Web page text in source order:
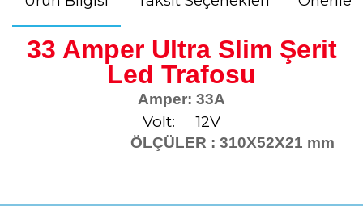
33 Amper Ultra Slim Şerit
Led Trafosu
Amper: 33A
Volt: 12V
ÖLÇÜLER : 310X52X21 mm
konularda yetersiz gördüğünüz noktaları öneri formunu